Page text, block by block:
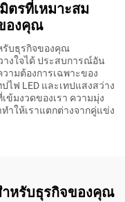
ตรที่เหมาะสม
องคุณ
รับธุรกิจของคุณ
างใจได้ ประสบการณ์อัน
ามต้องการเฉพาะของ
ไฟ LED และเทปแสงสว่าง
มงวดของเรา ความมุ่ง
ำให้เราแตกต่างจากคู่แข่ง
หรับธุรกิจของคุณ